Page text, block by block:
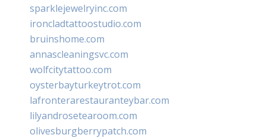
sparklejewelryinc.com
ironcladtattoostudio.com
bruinshome.com
annascleaningsvc.com
wolfcitytattoo.com
oysterbayturkeytrot.com
lafronterarestauranteybar.com
lilyandrosetearoom.com
olivesburgberrypatch.com